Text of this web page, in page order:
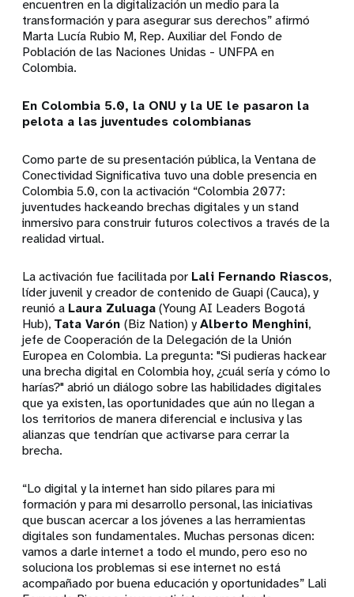
encuentren en la digitalización un medio para la
transformación y para asegurar sus derechos” afirmó
Marta Lucía Rubio M, Rep. Auxiliar del Fondo de
Población de las Naciones Unidas - UNFPA en
Colombia.
En Colombia 5.0, la ONU y la UE le pasaron la
pelota a las juventudes colombianas
Como parte de su presentación pública, la Ventana de
Conectividad Significativa tuvo una doble presencia en
Colombia 5.0, con la activación “Colombia 2077:
juventudes hackeando brechas digitales y un stand
inmersivo para construir futuros colectivos a través de la
realidad virtual.
La activación fue facilitada por Lali Fernando Riascos,
líder juvenil y creador de contenido de Guapi (Cauca), y
reunió a Laura Zuluaga(Young AI Leaders Bogotá
Hub), Tata Varón(Biz Nation) yAlberto Menghini,
jefe de Cooperación de la Delegación de la Unión
Europea en Colombia. La pregunta: "Si pudieras hackear
una brecha digital en Colombia hoy, ¿cuál sería y cómo lo
harías?" abrió un diálogo sobre las habilidades digitales
que ya existen, las oportunidades que aún no llegan a
los territorios de manera diferencial e inclusiva y las
alianzas que tendrían que activarse para cerrar la
brecha.
“Lo digital y la internet han sido pilares para mi
formación y para mi desarrollo personal, las iniciativas
que buscan acercar a los jóvenes a las herramientas
digitales son fundamentales. Muchas personas dicen:
vamos a darle internet a todo el mundo, pero eso no
soluciona los problemas si ese internet no está
acompañado por buena educación y oportunidades” Lali